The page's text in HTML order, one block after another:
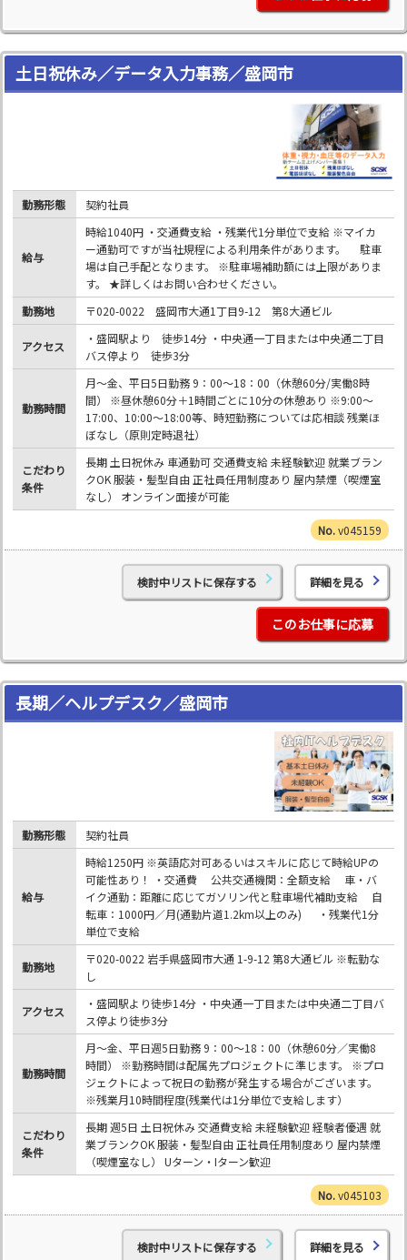
土日祝休み／データ入力事務／盛岡市
勤務形態 契約社員
給与
時給1040円 ・交通費支給 ・残業代1分単位で支給 ※マイカ
ー通勤可ですが当社規程による利用条件があります。 駐車
場は自己手配となります。 ※駐車場補助額には上限がありま
す。 ★詳しくはお問い合わせください。
勤務地
〒020-0022 盛岡市大通1丁目9-12 第8大通ビル
アクセス
・盛岡駅より 徒歩14分 ・中央通一丁目または中央通二丁目
バス停より 徒歩3分
勤務時間
月～金、平日5日勤務 9：00～18：00（休憩60分/実働8時
間） ※昼休憩60分＋1時間ごとに10分の休憩あり ※9:00～
17:00、10:00～18:00等、時短勤務については応相談 残業ほ
ぼなし（原則定時退社）
こだわり
条件
長期 土日祝休み 車通勤可 交通費支給 未経験歓迎 就業ブラン
クOK 服装・髪型自由 正社員任用制度あり 屋内禁煙（喫煙室
なし） オンライン面接が可能
v045159
検討中リストに保存する 詳細を見る
このお仕事に応募
長期／ヘルプデスク／盛岡市
勤務形態 契約社員
給与
時給1250円 ※英語応対可あるいはスキルに応じて時給UPの
可能性あり！ ・交通費 公共交通機関：全額支給 車・バ
イク通勤：距離に応じてガソリン代と駐車場代補助支給 自
転車：1000円／月(通勤片道1.2km以上のみ) ・残業代1分
単位で支給
勤務地
〒020-0022 岩手県盛岡市大通 1-9-12 第8大通ビル ※転勤な
し
アクセス
・盛岡駅より徒歩14分 ・中央通一丁目または中央通二丁目バ
ス停より徒歩3分
勤務時間
月～金、平日週5日勤務 9：00～18：00（休憩60分／実働8
時間） ※勤務時間は配属先プロジェクトに準じます。 ※プロ
ジェクトによって祝日の勤務が発生する場合がございます。
※残業月10時間程度(残業代は1分単位で支給します）
こだわり
条件
長期 週5日 土日祝休み 交通費支給 未経験歓迎 経験者優遇 就
業ブランクOK 服装・髪型自由 正社員任用制度あり 屋内禁煙
（喫煙室なし） Uターン・Iターン歓迎
v045103
検討中リストに保存する 詳細を見る